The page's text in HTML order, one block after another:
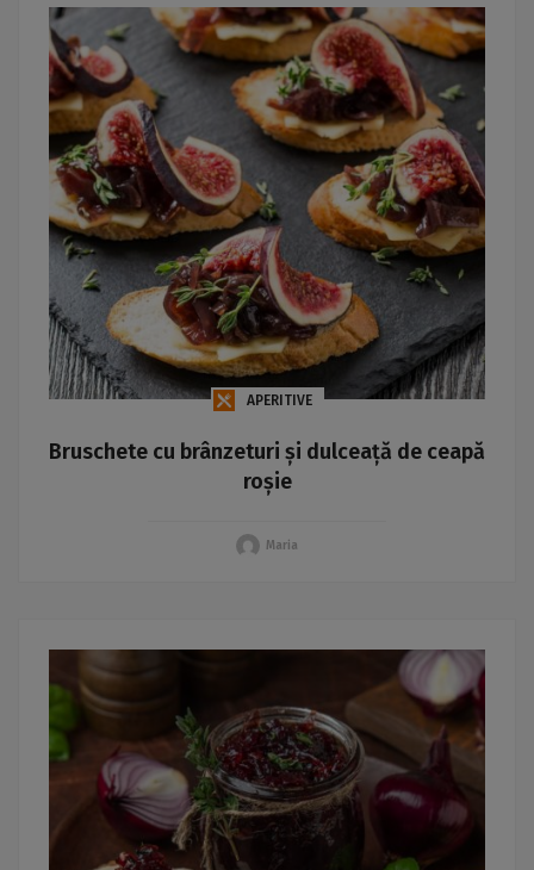
APERITIVE
Bruschete cu brânzeturi și dulceață de ceapă
roșie
Maria